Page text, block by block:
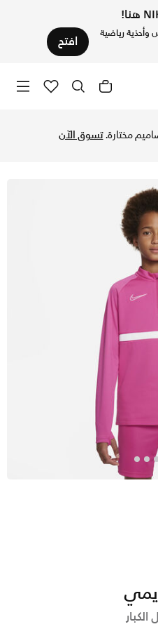
رياضية افتح
تسوق الآن